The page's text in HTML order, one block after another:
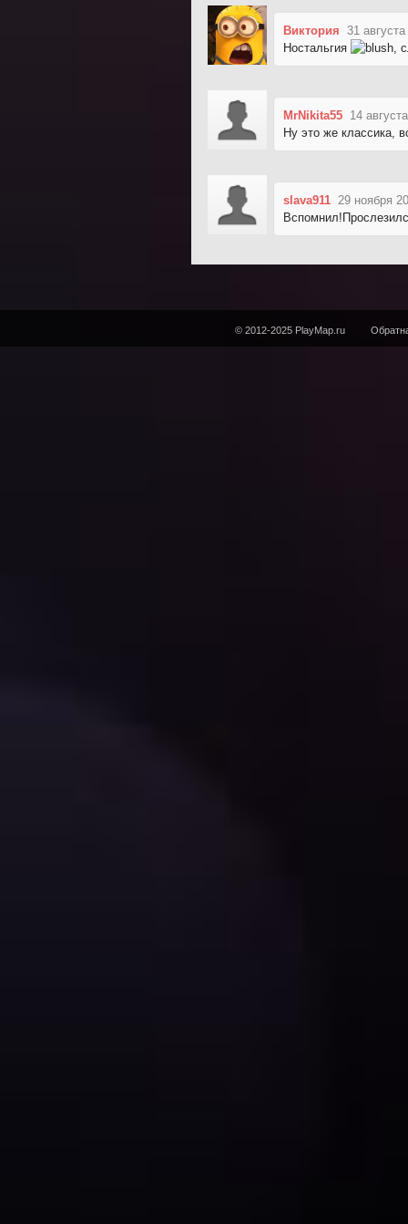
Виктория 31
Ностальгия
,
MrNikita55 14
Ну это же классика,
slava911 29 ноября
© 2012-2025 PlayMap.ru